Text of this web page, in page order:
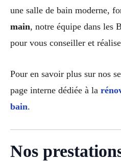
une salle de bain moderne,
main, notre équipe dans les
pour vous conseiller et
Pour en savoir plus sur nos
page interne dédiée à la
bain.
Nos